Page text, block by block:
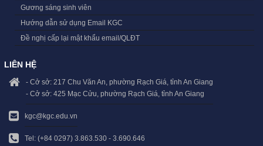
Gương sáng sinh viên
Hướng dẫn sử dụng Email KGC
Đề nghị cấp lại mật khẩu email/QLĐT
LIÊN HỆ
- Cở sở: 217 Chu Văn An, phường Rạch Giá, tỉnh An Giang
- Cở sở: 425 Mạc Cửu, phường Rạch Giá, tỉnh An Giang
kgc@kgc.edu.vn
Tel: (+84 0297) 3.863.530 - 3.690.646